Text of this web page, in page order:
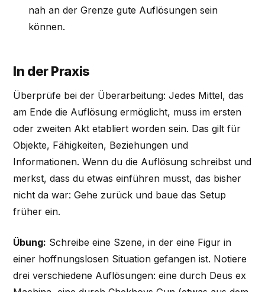
nah an der Grenze gute Auflösungen sein
können.
In der Praxis
Überprüfe bei der Überarbeitung: Jedes Mittel, das
am Ende die Auflösung ermöglicht, muss im ersten
oder zweiten Akt etabliert worden sein. Das gilt für
Objekte, Fähigkeiten, Beziehungen und
Informationen. Wenn du die Auflösung schreibst und
merkst, dass du etwas einführen musst, das bisher
nicht da war: Gehe zurück und baue das Setup
früher ein.
Übung: Schreibe eine Szene, in der eine Figur in
einer hoffnungslosen Situation gefangen ist. Notiere
drei verschiedene Auflösungen: eine durch Deus ex